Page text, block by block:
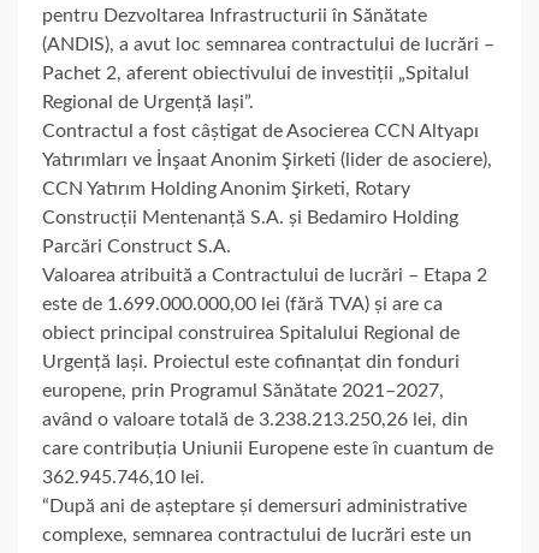
pentru Dezvoltarea Infrastructurii în Sănătate
(ANDIS), a avut loc semnarea contractului de lucrări –
Pachet 2, aferent obiectivului de investiții „Spitalul
Regional de Urgență Iași”.
Contractul a fost câștigat de Asocierea CCN Altyapı
Yatırımları ve İnşaat Anonim Şirketi (lider de asociere),
CCN Yatırım Holding Anonim Şirketi, Rotary
Construcții Mentenanță S.A. și Bedamiro Holding
Parcări Construct S.A.
Valoarea atribuită a Contractului de lucrări – Etapa 2
este de 1.699.000.000,00 lei (fără TVA) și are ca
obiect principal construirea Spitalului Regional de
Urgență Iași. Proiectul este cofinanțat din fonduri
europene, prin Programul Sănătate 2021–2027,
având o valoare totală de 3.238.213.250,26 lei, din
care contribuția Uniunii Europene este în cuantum de
362.945.746,10 lei.
“După ani de așteptare și demersuri administrative
complexe, semnarea contractului de lucrări este un